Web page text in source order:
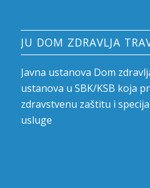
JU DOM ZDRAVLJA
Javna ustanova Dom
ustanova u SBK/KSB koja
zdravstvenu zaštitu i
usluge